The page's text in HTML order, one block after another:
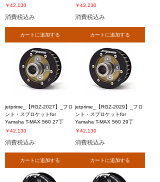
価格
￥42,130
消費税込み
カートに追加する
価格
￥43,230
消費税込み
カートに追加する
jetprime_【RGZ-2027】_フロ
ント・スプロケットfor
Yamaha T-MAX 560 27丁
価格
￥42,130
消費税込み
カートに追加する
jetprime_【RGZ-2029】_フロ
ント・スプロケットfor
Yamaha T-MAX 560 29丁
価格
￥42,130
消費税込み
カートに追加する